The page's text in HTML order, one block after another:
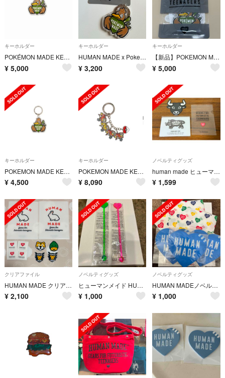
キーホルダー
POKÉMON MADE KEY RING
¥ 5,000
キーホルダー
HUMAN MADE x Pokemon MadeKeyRing
¥ 3,200
キーホルダー
【新品】POKEMON MADE KEY RING Farfetch’dカモネギ
¥ 5,000
キーホルダー
POKEMON MADE KEY RING #2 カモネギ キーホルダー
¥ 4,500
キーホルダー
POKEMON MADE KEY CHARM ポケモン キーチャーム キーリング
¥ 8,090
ノベルティグッズ
human made ヒューマンメイド ノベルティ ステッカー マグネット
¥ 1,599
クリアファイル
HUMAN MADE クリアファイル ステッカー セット
¥ 2,100
ノベルティグッズ
ヒューマンメイド HUMAN MADE マドラー ノベルティ ピンク グリーン
¥ 1,000
ノベルティグッズ
HUMAN MADEノベルティ
¥ 1,000